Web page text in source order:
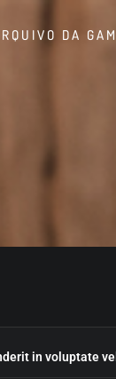
DA
in voluptate